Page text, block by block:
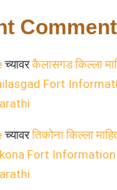
च्यावरकैलासगड किल्ला
Fort
च्यावरतिकोना किल्ला
Fort Information